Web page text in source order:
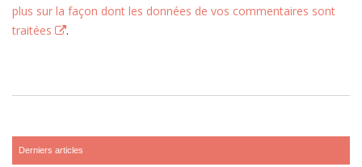
plus sur la façon dont les données de vos commentaires sont
traitées
.
Derniers articles